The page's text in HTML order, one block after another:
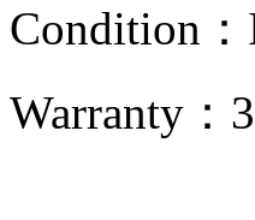
Condition
Warranty：